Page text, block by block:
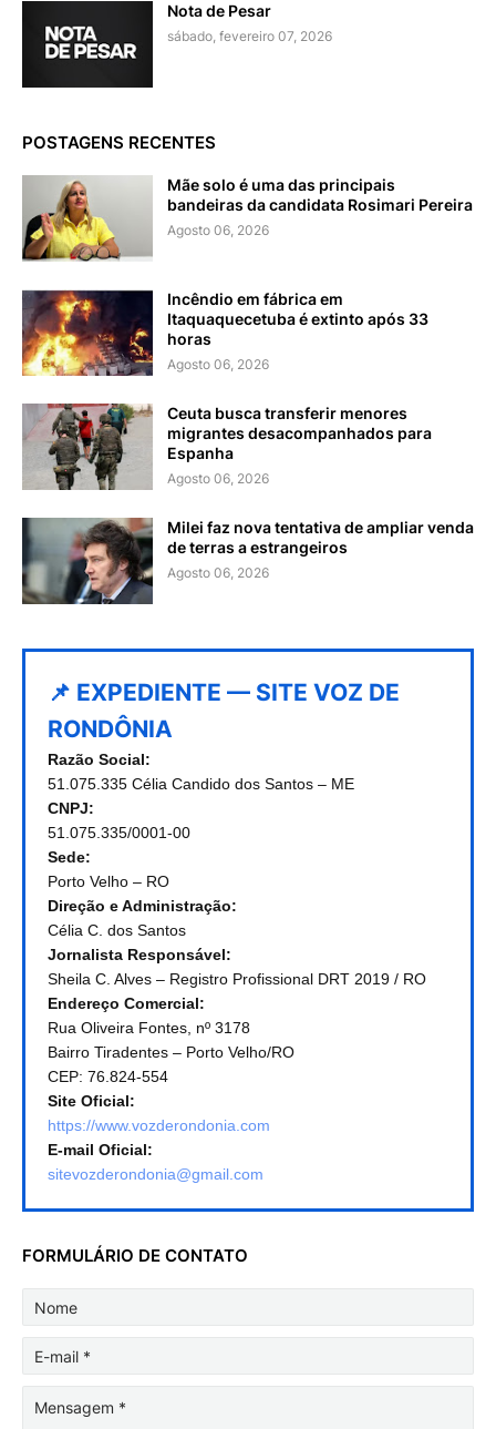
Nota de Pesar
sábado, fevereiro 07, 2026
POSTAGENS RECENTES
Mãe solo é uma das principais
bandeiras da candidata Rosimari Pereira
Agosto 06, 2026
Incêndio em fábrica em
Itaquaquecetuba é extinto após 33
horas
Agosto 06, 2026
Ceuta busca transferir menores
migrantes desacompanhados para
Espanha
Agosto 06, 2026
Milei faz nova tentativa de ampliar venda
de terras a estrangeiros
Agosto 06, 2026
📌 EXPEDIENTE — SITE VOZ DE
RONDÔNIA
Razão Social:
51.075.335 Célia Candido dos Santos – ME
CNPJ:
51.075.335/0001-00
Sede:
Porto Velho – RO
Direção e Administração:
Célia C. dos Santos
Jornalista Responsável:
Sheila C. Alves – Registro Profissional DRT 2019 / RO
Endereço Comercial:
Rua Oliveira Fontes, nº 3178
Bairro Tiradentes – Porto Velho/RO
CEP: 76.824-554
Site Oficial:
https://www.vozderondonia.com
E-mail Oficial:
sitevozderondonia@gmail.com
FORMULÁRIO DE CONTATO